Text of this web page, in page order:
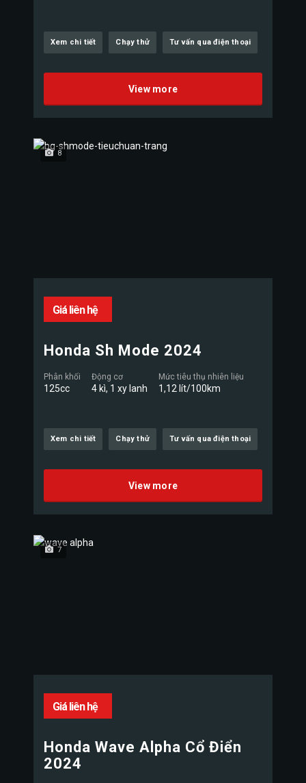
Xem chi tiết Chạy thử Tư vấn qua điện thoại
View more
8
Giá liên hệ
Honda Sh Mode 2024
Phân khối
125cc
Động cơ
4 kì, 1 xy lanh
Mức tiêu thụ nhiên liệu
1,12 lít/100km
Xem chi tiết Chạy thử Tư vấn qua điện thoại
View more
7
Giá liên hệ
Honda Wave Alpha Cổ Điển
2024